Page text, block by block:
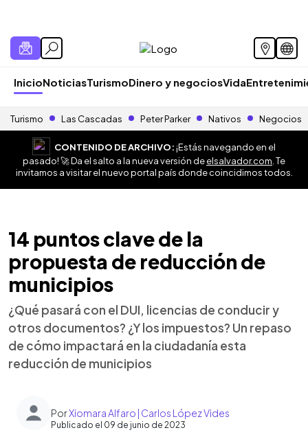
InicioNoticiasTurismoDinero y negociosVida
Turismo Las Cascadas Peter Parker Nativos Negocios
CONTENIDO DE ARCHIVO:¡Estás navegando en el
pasado! 🚀 Da el salto a la nueva versión deelsalvador.com . Te
invitamos a visitar el nuevo portal país donde coincidimos todos.
14 puntos clave de la
propuesta de reducción de
municipios
¿Qué pasará con el DUI, licencias de conducir y
otros documentos? ¿Y los impuestos? Un repaso
de cómo impactará en la ciudadanía esta
reducción de municipios
PorXiomara Alfaro | Carlos López Vides
Publicado el 09 de junio de 2023